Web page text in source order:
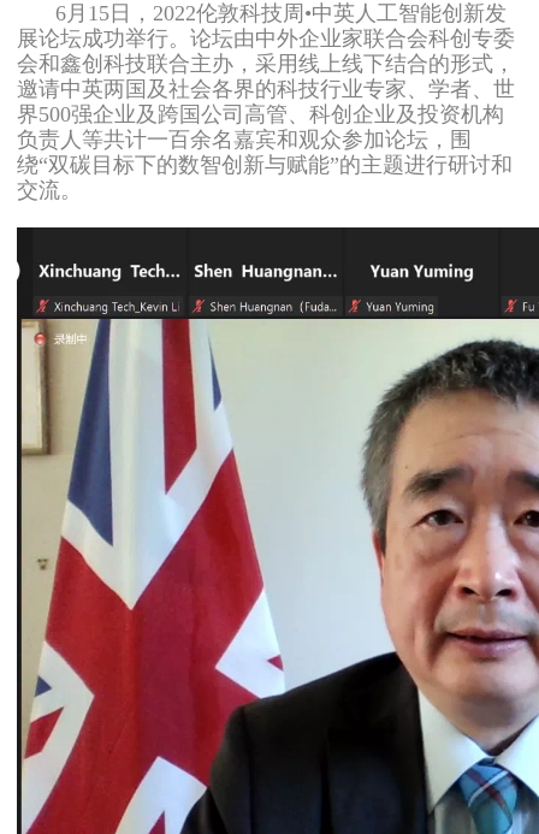
6月15日，2022伦敦科技周•中英人工智能创新发
展论坛成功举行。论坛由中外企业家联合会科创专委
会和鑫创科技联合主办，采用线上线下结合的形式，
邀请中英两国及社会各界的科技行业专家、学者、世
界500强企业及跨国公司高管、科创企业及投资机构
负责人等共计一百余名嘉宾和观众参加论坛，围
绕“双碳目标下的数智创新与赋能”的主题进行研讨和
交流。